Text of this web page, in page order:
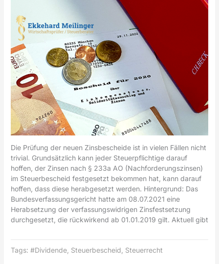
Die Prüfung der neuen Zinsbescheide ist in vielen Fällen nicht
trivial. Grundsätzlich kann jeder Steuerpflichtige darauf
hoffen, der Zinsen nach § 233a AO (Nachforderungszinsen)
im Steuerbescheid festgesetzt bekommen hat, kann darauf
hoffen, dass diese herabgesetzt werden. Hintergrund: Das
Bundesverfassungsgericht hatte am 08.07.2021 eine
Herabsetzung der verfassungswidrigen Zinsfestsetzung
durchgesetzt, die rückwirkend ab 01.01.2019 gilt. Aktuell gibt
Tags: #Dividende, Steuerbescheid Steuerrecht